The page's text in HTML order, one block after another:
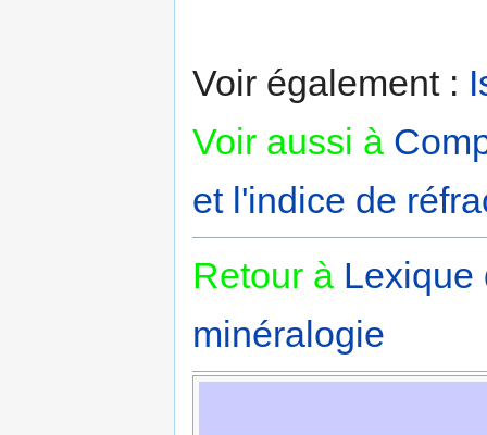
Voir également :
Voir aussi à
et l'indice de
Retour à Lexique
minéralogie